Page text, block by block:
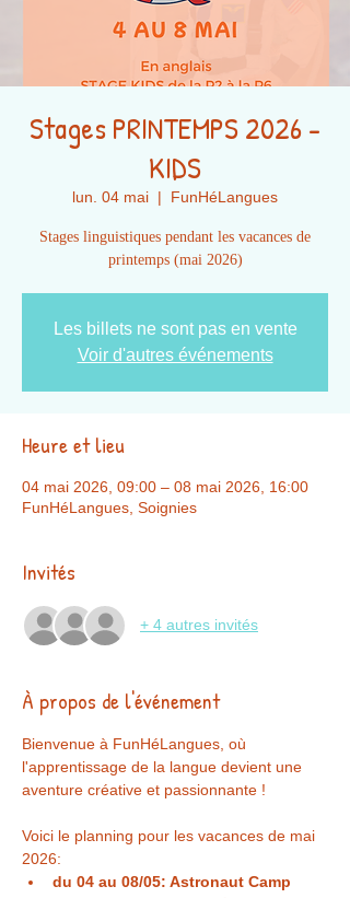
Stages PRINTEMPS 2026 -
KIDS
lun. 04 mai
  |
FunHéLangues
Stages linguistiques pendant les vacances de
printemps (mai 2026)
Les billets ne sont pas en vente
Voir d'autres événements
Heure et lieu
04 mai 2026, 09:00 – 08 mai 2026, 16:00
FunHéLangues, Soignies
Invités
+ 4 autres invités
À propos de l'événement
Bienvenue à FunHéLangues, où
l'apprentissage de la langue devient une
aventure créative et passionnante !
Voici le planning pour les vacances de mai
2026:
du 04 au 08/05: Astronaut Camp